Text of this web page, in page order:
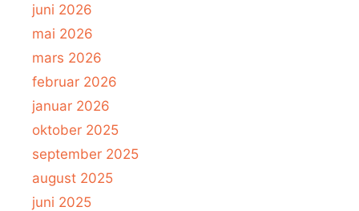
juni 2026
mai 2026
mars 2026
februar 2026
januar 2026
oktober 2025
september 2025
august 2025
juni 2025